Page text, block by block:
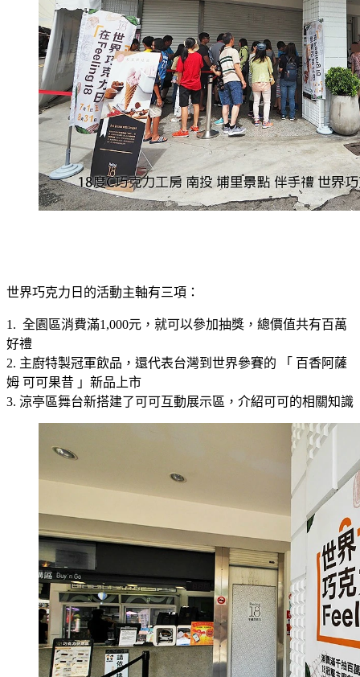
世界巧克力日的活動主軸有三項：
1. 全園區消費滿1,000元，就可以參加抽獎，總價值共有百萬
好禮
2. 主廚特製冠軍飲品，還代表台灣到世界參賽的 「 百香阿薩
姆 可可果昔 」新品上市
3. 涼亭區舞台新搭建了可可互動展示區，介紹可可的相關知識